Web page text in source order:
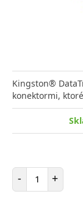
Kingston®
konektormi,
- Počet
+